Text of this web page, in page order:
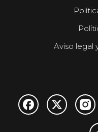
Aviso legal